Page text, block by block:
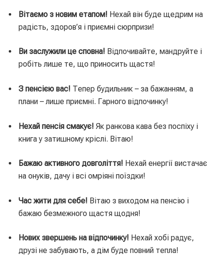
Вітаємо з новим етапом! Нехай він буде щедрим на
радість, здоров’я і приємні сюрпризи!
Ви заслужили це сповна! Відпочивайте, мандруйте і
робіть лише те, що приносить щастя!
З пенсією вас! Тепер будильник – за бажанням, а
плани – лише приємні. Гарного відпочинку!
Нехай пенсія смакує! Як ранкова кава без поспіху і
книга у затишному кріслі. Вітаю!
Бажаю активного довголіття! Нехай енергії вистачає
на онуків, дачу і всі омріяні поїздки!
Час жити для себе! Вітаю з виходом на пенсію і
бажаю безмежного щастя щодня!
Нових звершень на відпочинку! Нехай хобі радує,
друзі не забувають, а дім буде повний тепла!